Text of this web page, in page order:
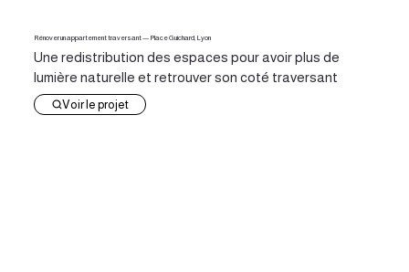
Rénover un appartement traversant — Place Guichard, Lyon
Une redistribution des espaces pour avoir plus de
lumière naturelle et retrouver son coté traversant
Voir le projet